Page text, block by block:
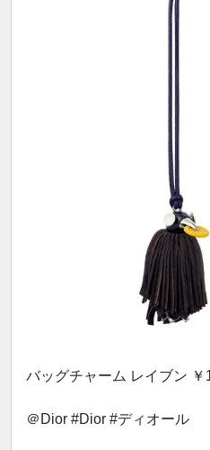
バッグチャーム レイブン ￥
＠Dior #Dior #ディオール